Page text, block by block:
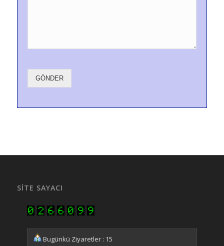
GÖNDER
SITE SAYACI
Bugünkü Ziyaretler : 15